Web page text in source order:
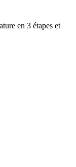
en 3 étapes et